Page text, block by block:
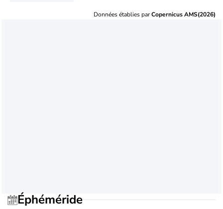
Données établies parCopernicus AMS(2026)
Éphéméride